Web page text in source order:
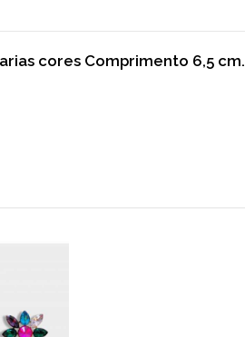
cores Comprimento 6,5 cm.